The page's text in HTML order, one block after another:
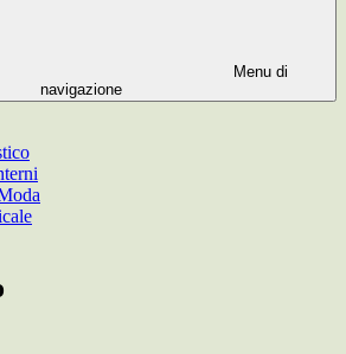
Menu di
navigazione